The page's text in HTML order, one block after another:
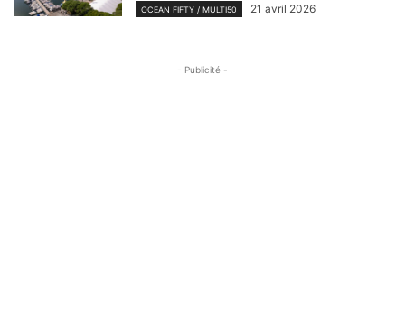
OCEAN FIFTY / MULTI50 21 avril 2026
- Publicité -